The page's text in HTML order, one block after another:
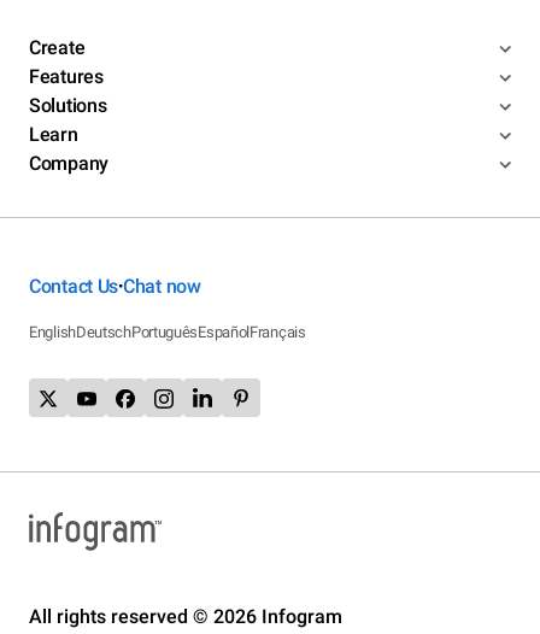
Create
Features
Solutions
Learn
Company
Contact Us•Chat now
EnglishDeutschPortuguêsEspañolFrançais
All rights reserved © 2026 Infogram